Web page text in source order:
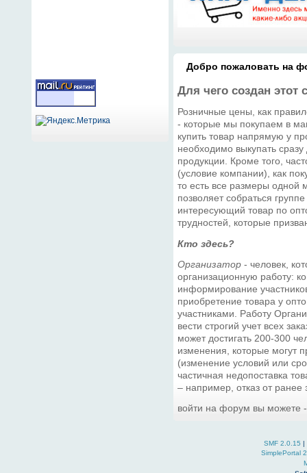
Добро пожаловать на
Для чего создан этот
Розничные цены, как
- которые мы покупаем в
купить товар напрямую у
необходимо выкупать
продукции. Кроме того,
(условие компании), как
то есть все размеры одной
позволяет собраться
интересующий товар по
трудностей, которые
Кто здесь?
Организатор - человек,
организационную работу:
информирование
приобретение товара у
участниками. Работу
вести строгий учет всех
может достигать 200-300
изменения, которые могут
(изменение условий или
частичная недопоставка
– например, отказ от ранее
войти на форум вы можете
SMF 2.0.15 |
SimplePortal